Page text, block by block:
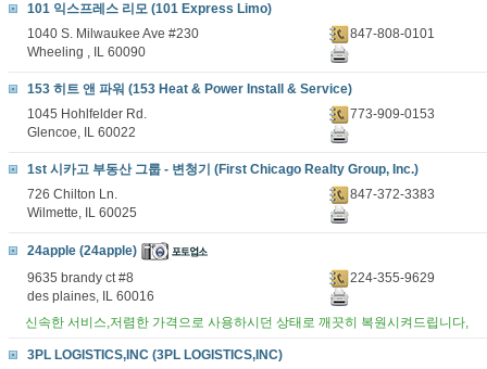
101 익스프레스 리모 (101 Express Limo)
1040 S. Milwaukee Ave #230
Wheeling , IL 60090
847-808-0101
153 히트 앤 파워 (153 Heat & Power Install & Service)
1045 Hohlfelder Rd.
Glencoe, IL 60022
773-909-0153
1st 시카고 부동산 그룹 - 변청기 (First Chicago Realty Group, Inc.)
726 Chilton Ln.
Wilmette, IL 60025
847-372-3383
24apple (24apple)
9635 brandy ct #8
des plaines, IL 60016
224-355-9629
신속한 서비스,저렴한 가격으로 사용하시던 상태로 깨끗히 복원시켜드립니다,
3PL LOGISTICS,INC (3PL LOGISTICS,INC)